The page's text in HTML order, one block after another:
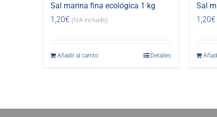
Sal marina fina ecológica 1 kg
1,20€ (IVA incluido)
Añadir al carrito Detalles
Sal
1,20€